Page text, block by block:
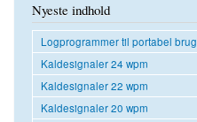
Nyeste indhold
Logprogrammer til portabel brug
Kaldesignaler 24 wpm
Kaldesignaler 22 wpm
Kaldesignaler 20 wpm